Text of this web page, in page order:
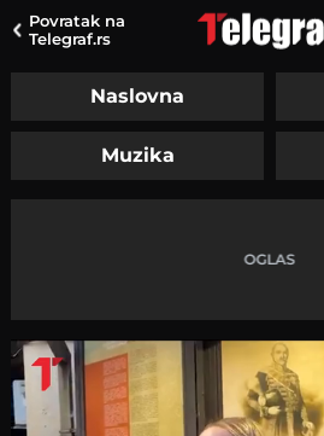
Povratak na
Telegraf.rs
Naslovna
Muzika